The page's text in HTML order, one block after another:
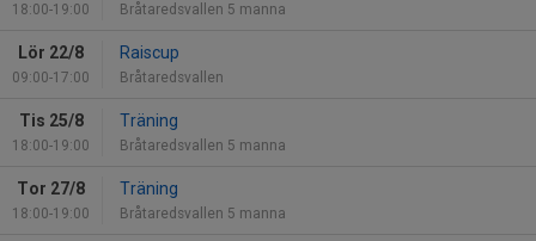
18:00-19:00 Bråtaredsvallen 5 manna
Lör 22/8
09:00-17:00
Raiscup
Bråtaredsvallen
Tis 25/8
18:00-19:00
Träning
Bråtaredsvallen 5 manna
Tor 27/8
18:00-19:00
Träning
Bråtaredsvallen 5 manna